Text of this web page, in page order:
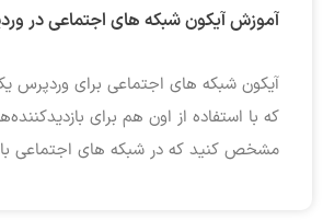
آموزش آیکون شبکه های اجتماعی در
آیکون شبکه های اجتماعی برای وردپرس
که با استفاده از اون هم برای
مشخص کنید که در شبکه های اجتماعی